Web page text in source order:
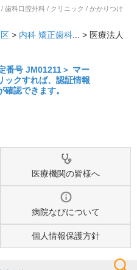
歯科口腔外科 / クリニック / かかりつけ
> 内科 矯正歯科 ... > 医療法人
医療機関の皆様へ
病院なびについて
個人情報保護方針